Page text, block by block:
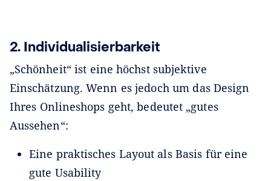
2. Individualisierbarkeit
„Schönheit“ ist eine höchst subjektive
Einschätzung. Wenn es jedoch um das Design
Ihres Onlineshops geht, bedeutet „gutes
Aussehen“:
Eine praktisches Layout als Basis für eine
gute Usability